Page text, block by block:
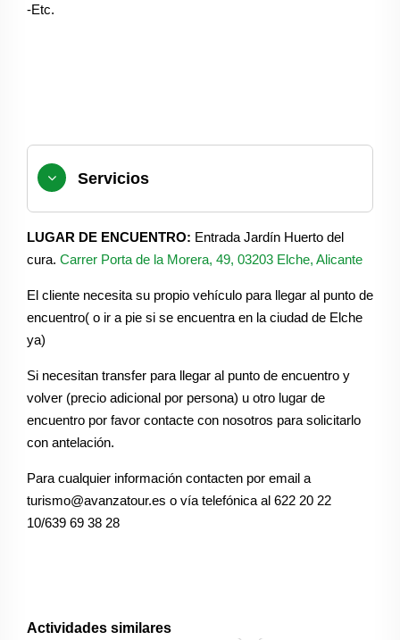
-Etc.
Servicios
LUGAR DE ENCUENTRO: Entrada Jardín Huerto del
cura. Carrer Porta de la Morera, 49, 03203 Elche, Alicante
El cliente necesita su propio vehículo para llegar al punto de
encuentro( o ir a pie si se encuentra en la ciudad de Elche
ya)
Si necesitan transfer para llegar al punto de encuentro y
volver (precio adicional por persona) u otro lugar de
encuentro por favor contacte con nosotros para solicitarlo
con antelación.
Para cualquier información contacten por email a
turismo@avanzatour.es o vía telefónica al 622 20 22
10/639 69 38 28
Actividades similares